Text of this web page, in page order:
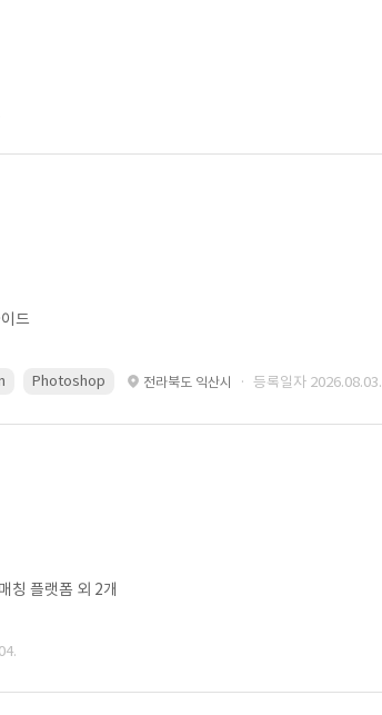
드
Photoshop 전라북도 익산시 · 등록일자 2026.08.03.
칭 플랫폼 외 2개